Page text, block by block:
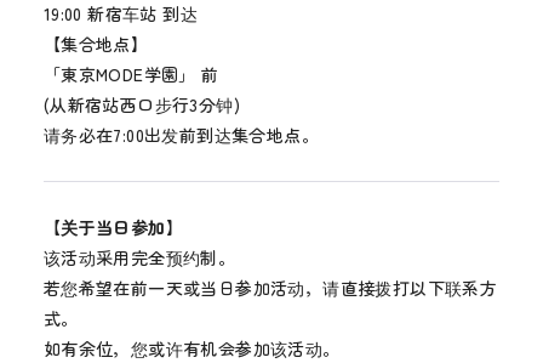
19:00 新宿车站 到达
【集合地点】
「東京MODE学園」 前
(从新宿站西口步行3分钟)
请务必在7:00出发前到达集合地点。
【关于当日参加】
该活动采用完全预约制。
若您希望在前一天或当日参加活动，请直接拨打以下联系方
式。
如有余位，您或许有机会参加该活动。